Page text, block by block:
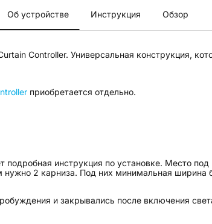
Об устройстве Инструкция Обзор
Controller. Универсальная конструкция,
приобретается отдельно.
подробная инструкция по установке. Место
2 карниза. Под них минимальная
и закрывались после включения